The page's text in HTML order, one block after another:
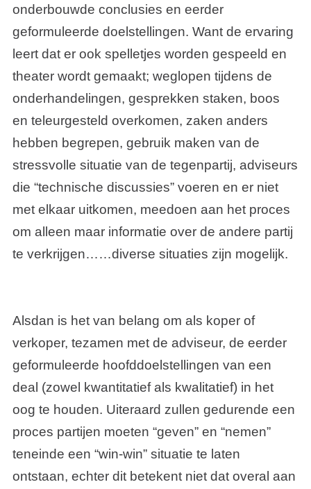
onderbouwde conclusies en eerder
geformuleerde doelstellingen. Want de ervaring
leert dat er ook spelletjes worden gespeeld en
theater wordt gemaakt; weglopen tijdens de
onderhandelingen, gesprekken staken, boos
en teleurgesteld overkomen, zaken anders
hebben begrepen, gebruik maken van de
stressvolle situatie van de tegenpartij, adviseurs
die “technische discussies” voeren en er niet
met elkaar uitkomen, meedoen aan het proces
om alleen maar informatie over de andere partij
te verkrijgen……diverse situaties zijn mogelijk.
Alsdan is het van belang om als koper of
verkoper, tezamen met de adviseur, de eerder
geformuleerde hoofddoelstellingen van een
deal (zowel kwantitatief als kwalitatief) in het
oog te houden. Uiteraard zullen gedurende een
proces partijen moeten “geven” en “nemen”
teneinde een “win-win” situatie te laten
ontstaan, echter dit betekent niet dat overal aan